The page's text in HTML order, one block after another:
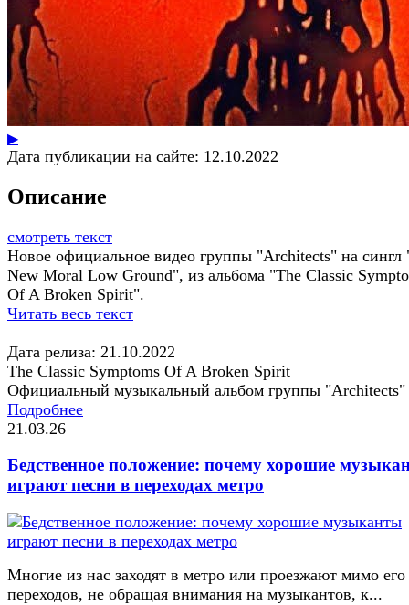
▶
Дата публикации на сайте: 12.10.2022
Описание
смотреть текст
Новое официальное видео группы "Architects" на сингл
New Moral Low Ground", из альбома "The Classic
Of A Broken Spirit".
Читать весь текст
Дата релиза: 21.10.2022
The Classic Symptoms Of A Broken Spirit
Официальный музыкальный альбом группы "Architects"
Подробнее
21.03.26
Бедственное положение: почему хорошие
играют песни в переходах метро
Многие из нас заходят в метро или проезжают мимо его
переходов, не обращая внимания на музыкантов, к...